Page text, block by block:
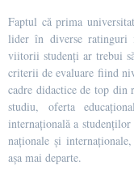
Faptul că prima
lider în diverse ratinguri
viitorii studenți ar trebui
criterii de evaluare fiind
cadre didactice de top din
studiu, oferta
internațională a
naționale și
așa mai departe.